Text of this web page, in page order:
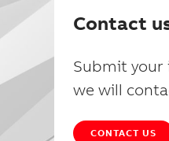
Contact
Submit your
we will
CONTACT US